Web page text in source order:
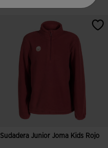
Sudadera Junior Joma Kids Rojo